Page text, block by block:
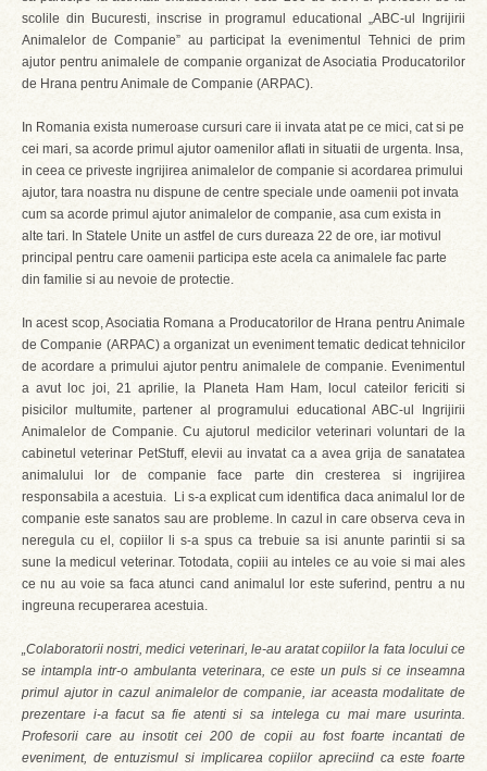
scolile din Bucuresti, inscrise in programul educational „ABC-ul Ingrijirii
Animalelor de Companie” au participat la evenimentul Tehnici de prim
ajutor pentru animalele de companie organizat de Asociatia Producatorilor
de Hrana pentru Animale de Companie (ARPAC).
In Romania exista numeroase cursuri care ii invata atat pe ce mici, cat si pe
cei mari, sa acorde primul ajutor oamenilor aflati in situatii de urgenta. Insa,
in ceea ce priveste ingrijirea animalelor de companie si acordarea primului
ajutor, tara noastra nu dispune de centre speciale unde oamenii pot invata
cum sa acorde primul ajutor animalelor de companie, asa cum exista in
alte tari. In Statele Unite un astfel de curs dureaza 22 de ore, iar motivul
principal pentru care oamenii participa este acela ca animalele fac parte
din familie si au nevoie de protectie.
In acest scop, Asociatia Romana a Producatorilor de Hrana pentru Animale
de Companie (ARPAC) a organizat un eveniment tematic dedicat tehnicilor
de acordare a primului ajutor pentru animalele de companie. Evenimentul
a avut loc joi, 21 aprilie, la Planeta Ham Ham, locul cateilor fericiti si
pisicilor multumite, partener al programului educational ABC-ul Ingrijirii
Animalelor de Companie. Cu ajutorul medicilor veterinari voluntari de la
cabinetul veterinar PetStuff, elevii au invatat ca a avea grija de sanatatea
animalului lor de companie face parte din cresterea si ingrijirea
responsabila a acestuia. Li s-a explicat cum identifica daca animalul lor de
companie este sanatos sau are probleme. In cazul in care observa ceva in
neregula cu el, copiilor li s-a spus ca trebuie sa isi anunte parintii si sa
sune la medicul veterinar. Totodata, copiii au inteles ce au voie si mai ales
ce nu au voie sa faca atunci cand animalul lor este suferind, pentru a nu
ingreuna recuperarea acestuia.
„Colaboratorii nostri, medici veterinari, le-au aratat copiilor la fata locului ce
se intampla intr-o ambulanta veterinara, ce este un puls si ce inseamna
primul ajutor in cazul animalelor de companie, iar aceasta modalitate de
prezentare i-a facut sa fie atenti si sa intelega cu mai mare usurinta.
Profesorii care au insotit cei 200 de copii au fost foarte incantati de
eveniment, de entuzismul si implicarea copiilor apreciind ca este foarte